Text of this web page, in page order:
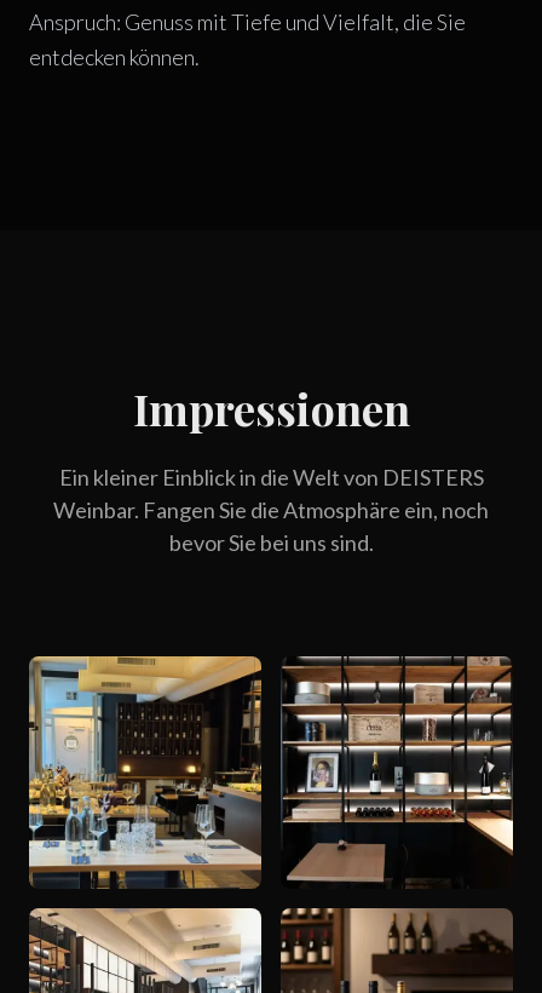
Anspruch: Genuss mit Tiefe und Vielfalt, die Sie
entdecken können.
Impressionen
Ein kleiner Einblick in die Welt von DEISTERS
Weinbar. Fangen Sie die Atmosphäre ein, noch
bevor Sie bei uns sind.